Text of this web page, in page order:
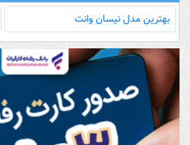
بهترین مدل‌ نیسان وانت